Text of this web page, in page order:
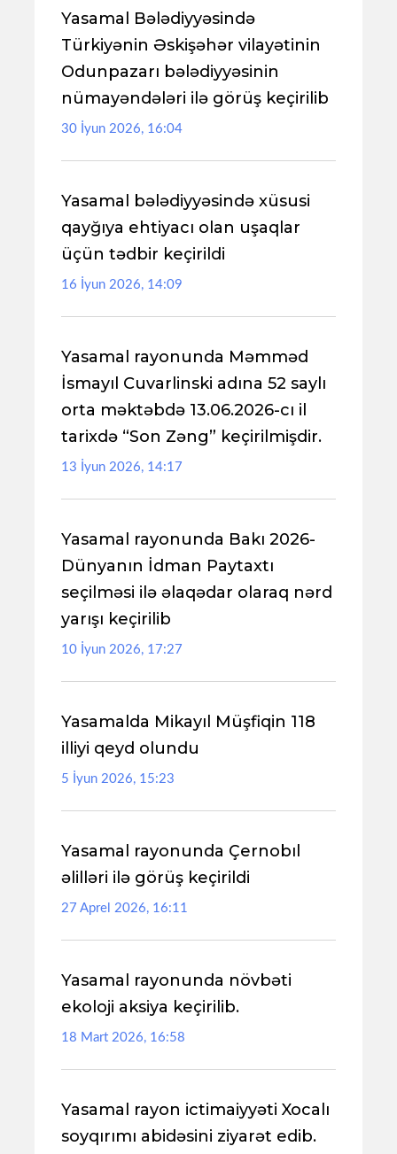
Yasamal Bələdiyyəsində
Türkiyənin Əskişəhər vilayətinin
Odunpazarı bələdiyyəsinin
nümayəndələri ilə görüş keçirilib
30 İyun 2026, 16:04
Yasamal bələdiyyəsində xüsusi
qayğıya ehtiyacı olan uşaqlar
üçün tədbir keçirildi
16 İyun 2026, 14:09
Yasamal rayonunda Məmməd
İsmayıl Cuvarlinski adına 52 saylı
orta məktəbdə 13.06.2026-cı il
tarixdə “Son Zəng” keçirilmişdir.
13 İyun 2026, 14:17
Yasamal rayonunda Bakı 2026-
Dünyanın İdman Paytaxtı
seçilməsi ilə əlaqədar olaraq nərd
yarışı keçirilib
10 İyun 2026, 17:27
Yasamalda Mikayıl Müşfiqin 118
illiyi qeyd olundu
5 İyun 2026, 15:23
Yasamal rayonunda Çernobıl
əlilləri ilə görüş keçirildi
27 Aprel 2026, 16:11
Yasamal rayonunda növbəti
ekoloji aksiya keçirilib.
18 Mart 2026, 16:58
Yasamal rayon ictimaiyyəti Xocalı
soyqırımı abidəsini ziyarət edib.